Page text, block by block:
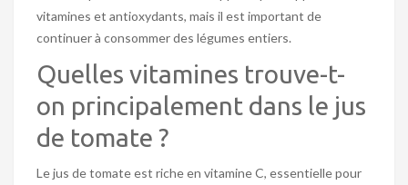
vitamines et antioxydants, mais il est important de
continuer à consommer des légumes entiers.
Quelles vitamines trouve-t-
on principalement dans le jus
de tomate ?
Le jus de tomate est riche en vitamine C, essentielle pour